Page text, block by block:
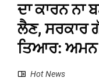
ਦਾ ਕਾਰਨ ਨਾ
ਲੈਣ, ਸਰਕਾਰ
ਤਿਆਰ: ਅਮਨ
Hot News